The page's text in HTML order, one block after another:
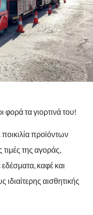
φορά τα γιορτινά του!
προϊόντων
τιμές της αγοράς,
καφέ και
αισθητικής